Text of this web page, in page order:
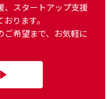
スタートアップ支援
ります。
ご希望まで、お気軽に